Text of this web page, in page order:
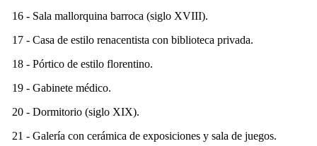
16 - Sala mallorquina barroca (siglo XVIII).
17 - Casa de estilo renacentista con biblioteca privada.
18 - Pórtico de estilo florentino.
19 - Gabinete médico.
20 - Dormitorio (siglo XIX).
21 - Galería con cerámica de exposiciones y sala de juegos.